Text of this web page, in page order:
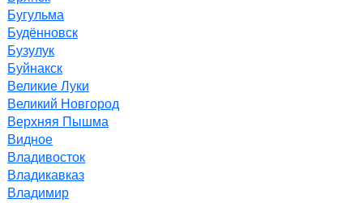
Бугульма
Будённовск
Бузулук
Буйнакск
Великие Луки
Великий Новгород
Верхняя Пышма
Видное
Владивосток
Владикавказ
Владимир